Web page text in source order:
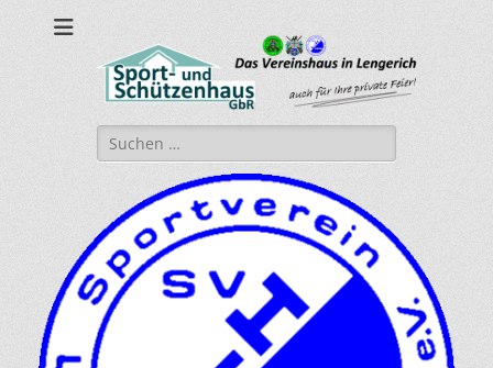
sport-und-
schuetzenhaus.de
Sport- und Schützenhaus GbR
Suche
nach: